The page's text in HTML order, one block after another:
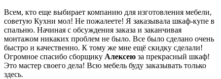
Всем, кто еще выбирает компанию для изготовления мебели,
советую Кухни мол! Не пожалеете! Я заказывала шкаф-купе в
спальню. Начиная с обсуждения заказа и заканчивая
монтажом никаких проблем не было. Все было сделано очень
быстро и качественно. К тому же мне ещё скидку сделали!
Огромное спасибо сборщику Алексею за прекрасный шкаф!
Это мастер своего дела! Всю мебель буду заказывать только
здесь.